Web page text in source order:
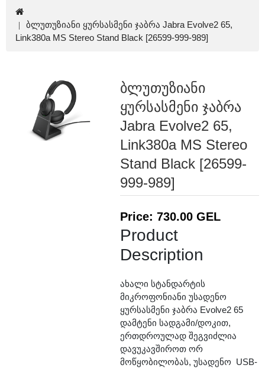
ბლუთუზიანი ყურსასმენი ჯაბრა Jabra Evolve2 65,
Link380a MS Stereo Stand Black [26599-999-989]
ბლუთუზიანი
ყურსასმენი ჯაბრა
Jabra Evolve2 65,
Link380a MS Stereo
Stand Black [26599-
999-989]
Price: 730.00 GEL
Product
Description
ახალი სტანდარტის
მიკროფონიანი უსადენო
ყურსასმენი ჯაბრა Evolve2 65
დამტენი სადგამი/დოკით,
ერთდროულად შეგვიძლია
დავუკავშიროთ ორ
მოწყობილობას, უსადენო USB-